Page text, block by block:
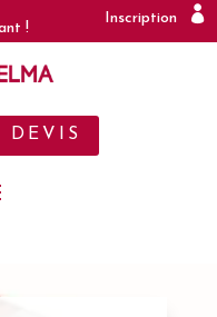
!
Inscription
DEVIS